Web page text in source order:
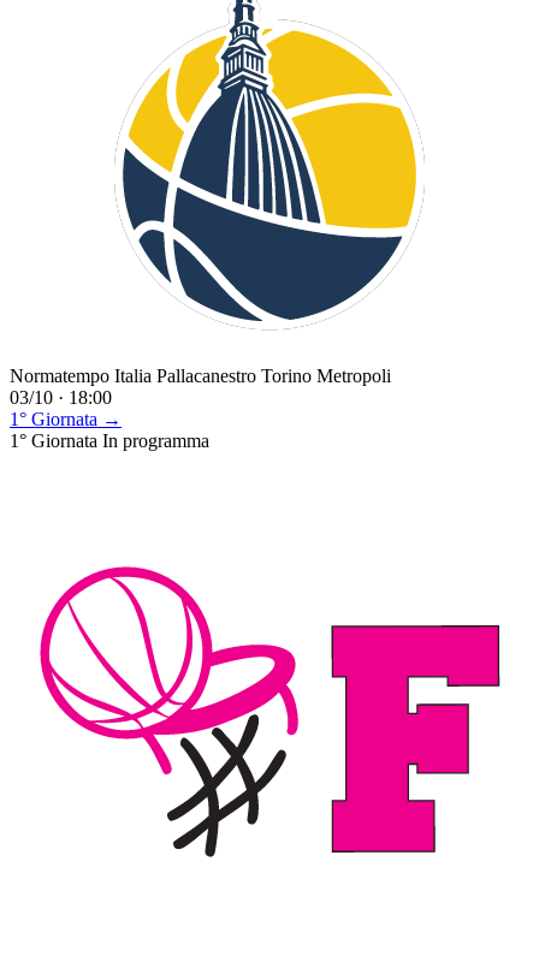
Normatempo Italia Pallacanestro Torino Metropoli
03/10 · 18:00
1° Giornata →
1° Giornata In programma